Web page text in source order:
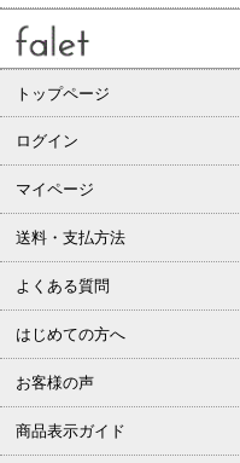
トップページ
ログイン
マイページ
送料・支払方法
よくある質問
はじめての方へ
お客様の声
商品表示ガイド